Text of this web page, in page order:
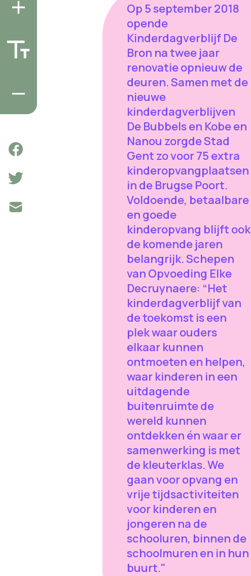
Op 5 september 2018
opende
Kinderdagverblijf De
Bron na twee jaar
renovatie opnieuw de
deuren. Samen met de
nieuwe
kinderdagverblijven
De Bubbels en Kobe en
Nanou zorgde Stad
Gent zo voor 75 extra
kinderopvangplaatsen
in de Brugse Poort.
Voldoende, betaalbare
en goede
kinderopvang blijft ook
de komende jaren
belangrijk. Schepen
van Opvoeding Elke
Decruynaere: “Het
kinderdagverblijf van
de toekomst is een
plek waar ouders
elkaar kunnen
ontmoeten en helpen,
waar kinderen in een
uitdagende
buitenruimte de
wereld kunnen
ontdekken én waar er
samenwerking is met
de kleuterklas. We
gaan voor opvang en
vrije tijdsactiviteiten
voor kinderen en
jongeren na de
schooluren, binnen de
schoolmuren en in hun
buurt."